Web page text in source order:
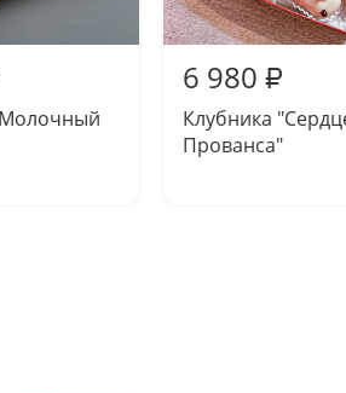
6 980 ₽
Клубника
Прованса"